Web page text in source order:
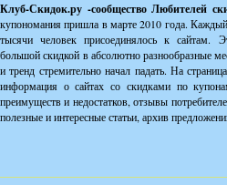
Клуб-Скидок.ру -сообщество Любителей
купономания пришла в марте 2010 года.
тысячи человек присоединялось к сайтам.
большой скидкой в абсолютно разнообразные
и тренд стремительно начал падать. На
информация о сайтах со скидками по
преимуществ и недостатков, отзывы
полезные и интересные статьи, архив